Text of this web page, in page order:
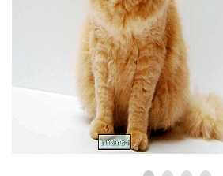
KASSAT
5 parasta syytä, miksi kissa
oksentaa ruokaa mutta
käyttäytyy normaalisti
6,2026